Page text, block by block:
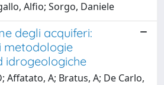
Alfio; Sorgo, Daniele
degli acquiferi:
metodologie
idrogeologiche
Affatato, A; Bratus, A; De Carlo,